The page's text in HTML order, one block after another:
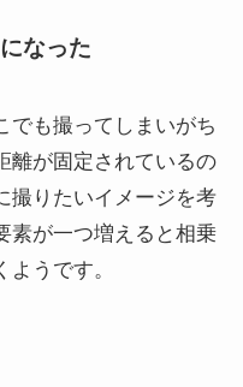
なった
でも撮ってしまいがち
離が固定されているの
撮りたいイメージを考
素が一つ増えると相乗
うです。